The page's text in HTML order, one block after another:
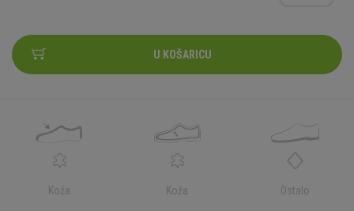
U KOŠARICU
Koža Koža Ostalo